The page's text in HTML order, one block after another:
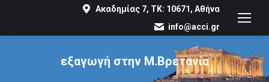
Ακαδημίας 7, ΤΚ: 10671, Αθήνα
info@acci.gr
εξαγωγή στην Μ.Βρετανία
You are here: